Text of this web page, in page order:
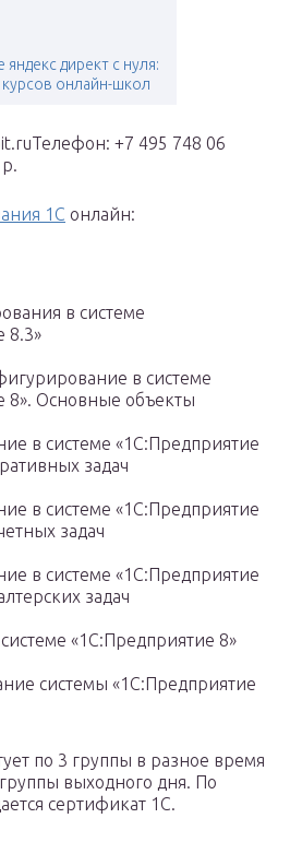
директ с нуля:
курсов онлайн-школ
+7 495 748 06
1С онлайн:
в системе
8.3»
в системе
8». Основные объекты
в системе «1С:Предприятие
задач
в системе «1С:Предприятие
задач
в системе «1С:Предприятие
задач
«1С:Предприятие 8»
системы «1С:Предприятие
по 3 группы в разное время
выходного дня. По
сертификат 1С.